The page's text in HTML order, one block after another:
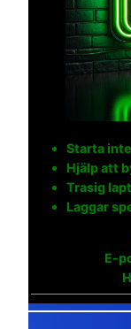
Starta
Hjälp att
Trasig
Laggar
E-